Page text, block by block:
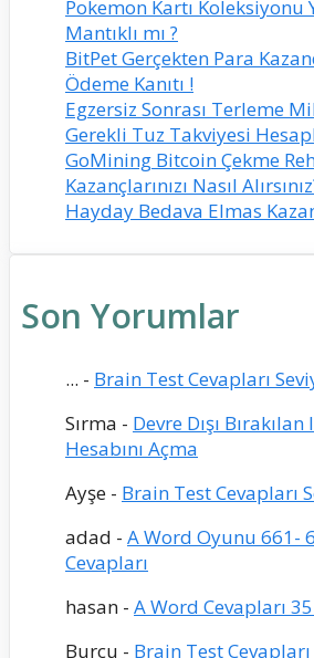
Pokemon Kartı Koleksiyonu
Mantıklı mı ?
BitPet Gerçekten Para
Ödeme Kanıtı !
Egzersiz Sonrası Terleme
Gerekli Tuz Takviyesi
GoMining Bitcoin Çekme
Kazançlarınızı Nasıl
Hayday Bedava Elmas
Son Yorumlar
... - Brain Test Cevapları
Sırma - Devre Dışı
Hesabını Açma
Ayşe - Brain Test Cevapları
adad - A Word Oyunu 661-
Cevapları
hasan - A Word Cevapları
Burcu - Brain Test Cevapları